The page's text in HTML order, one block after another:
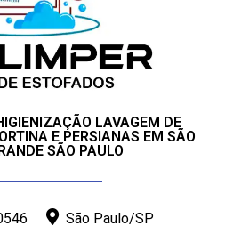
LAVAGEM DE
E PERSIANAS EM SÃO
SÃO PAULO
São Paulo/SP